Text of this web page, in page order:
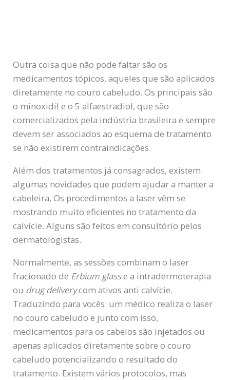
Outra coisa que não pode faltar são os
medicamentos tópicos, aqueles que são aplicados
diretamente no couro cabeludo. Os principais são
o minoxidil e o 5 alfaestradiol, que são
comercializados pela indústria brasileira e sempre
devem ser associados ao esquema de tratamento
se não existirem contraindicações.
Além dos tratamentos já consagrados, existem
algumas novidades que podem ajudar a manter a
cabeleira. Os procedimentos a laser vêm se
mostrando muito eficientes no tratamento da
calvície. Alguns são feitos em consultório pelos
dermatologistas.
Normalmente, as sessões combinam o laser
fracionado de Erbium glasse a intradermoterapia
ou drug deliverycom ativos anti calvície.
Traduzindo para vocês: um médico realiza o laser
no couro cabeludo e junto com isso,
medicamentos para os cabelos são injetados ou
apenas aplicados diretamente sobre o couro
cabeludo potencializando o resultado do
tratamento. Existem vários protocolos, mas